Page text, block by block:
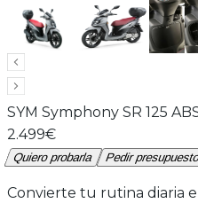
SYM Symphony SR 125
2.499€
Quiero probarla Pedir
Convierte tu rutina diaria